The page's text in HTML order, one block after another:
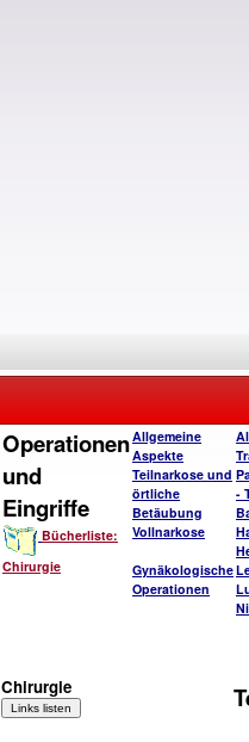
Operationen
und
Eingriffe
Bücherliste:
Chirurgie
Allgemeine
Aspekte
Teilnarkose und
örtliche
Betäubung
Vollnarkose
Gynäkologische
Operationen
-
Chirurgie